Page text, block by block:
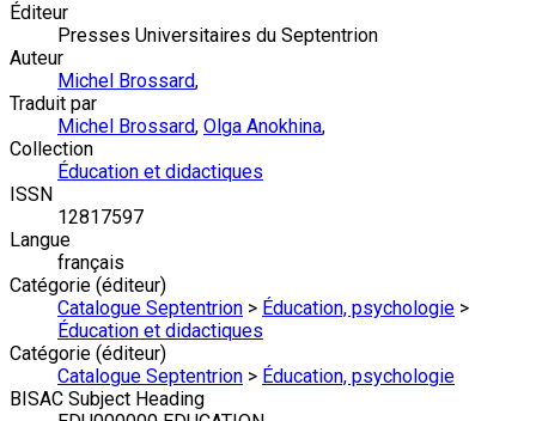
Éditeur
Presses Universitaires du Septentrion
Auteur
Michel Brossard,
Traduit par
Michel Brossard, Olga Anokhina,
Collection
Éducation et didactiques
ISSN
12817597
Langue
français
Catégorie (éditeur)
Catalogue Septentrion > Éducation, psychologie >
Éducation et didactiques
Catégorie (éditeur)
Catalogue Septentrion > Éducation, psychologie
BISAC Subject Heading